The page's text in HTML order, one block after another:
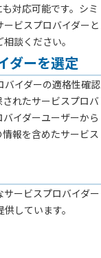
対応可能です。シミ
ビスプロバイダーと
談ください。
ダーを選定
バイダーの適格性確認
れたサービスプロバ
イダーユーザーから
報を含めたサービス
ービスプロバイダー
しています。